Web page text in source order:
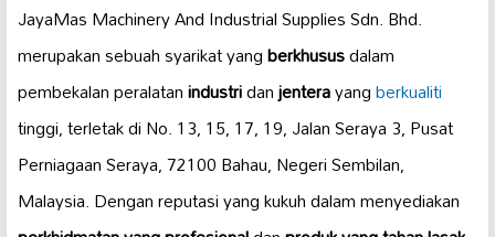
JayaMas Machinery And Industrial Supplies Sdn. Bhd.
merupakan sebuah syarikat yangberkhususdalam
pembekalan peralatanindustridanjenterayangberkualiti
tinggi, terletak di No. 13, 15, 17, 19, Jalan Seraya 3, Pusat
Perniagaan Seraya, 72100 Bahau, Negeri Sembilan,
Malaysia. Dengan reputasi yang kukuh dalam menyediakan